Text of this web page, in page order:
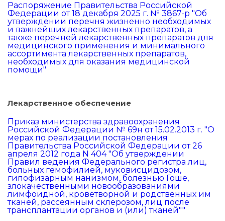
Распоряжение Правительства Российской
Федерации от 18 декабря 2025 г. № 3867-р "Об
утверждении перечня жизненно необходимых
и важнейших лекарственных препаратов, а
также перечней лекарственных препаратов для
медицинского применения и минимального
ассортимента лекарственных препаратов,
необходимых для оказания медицинской
помощи"
Лекарственное обеспечение
Приказ министерства здравоохранения
Российской Федерации № 69н от 15.02.2013 г. "О
мерах по реализации постановления
Правительства Российской Федерации от 26
апреля 2012 года N 404 "Об утверждении
Правил ведения Федерального регистра лиц,
больных гемофилией, муковисцидозом,
гипофизарным нанизмом, болезнью Гоше,
злокачественными новообразованиями
лимфоидной, кроветворной и родственных им
тканей, рассеянным склерозом, лиц после
трансплантации органов и (или) тканей""